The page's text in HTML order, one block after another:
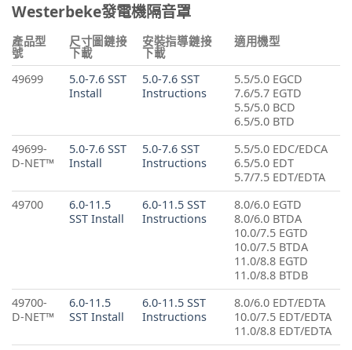
Westerbeke發電機隔音罩
產品型
號
尺寸圖鏈接
下載
安裝指導鏈接
下載
適用機型
49699
5.0-7.6 SST
Install
5.0-7.6 SST
Instructions
5.5/5.0 EGCD
7.6/5.7 EGTD
5.5/5.0 BCD
6.5/5.0 BTD
49699-
D-NET™
5.0-7.6 SST
Install
5.0-7.6 SST
Instructions
5.5/5.0 EDC/EDCA
6.5/5.0 EDT
5.7/7.5 EDT/EDTA
49700
6.0-11.5
SST Install
6.0-11.5 SST
Instructions
8.0/6.0 EGTD
8.0/6.0 BTDA
10.0/7.5 EGTD
10.0/7.5 BTDA
11.0/8.8 EGTD
11.0/8.8 BTDB
49700-
D-NET™
6.0-11.5
SST Install
6.0-11.5 SST
Instructions
8.0/6.0 EDT/EDTA
10.0/7.5 EDT/EDTA
11.0/8.8 EDT/EDTA